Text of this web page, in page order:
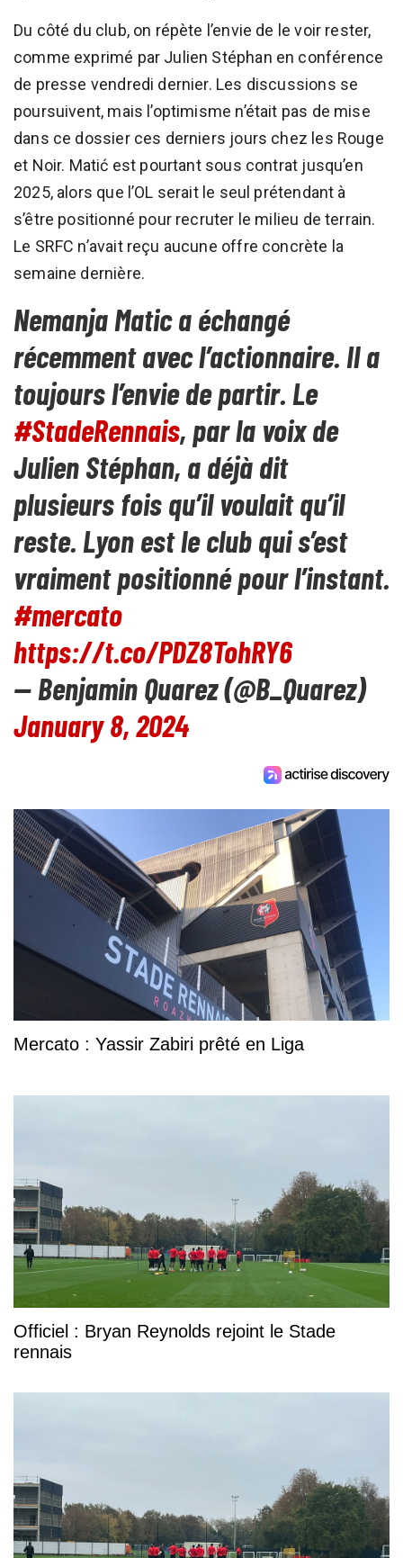
Du côté du club, on répète l’envie de le voir rester,
comme exprimé par Julien Stéphan en conférence
de presse vendredi dernier. Les discussions se
poursuivent, mais l’optimisme n’était pas de mise
dans ce dossier ces derniers jours chez les Rouge
et Noir. Matić est pourtant sous contrat jusqu’en
2025, alors que l’OL serait le seul prétendant à
s’être positionné pour recruter le milieu de terrain.
Le SRFC n’avait reçu aucune offre concrète la
semaine dernière.
Nemanja Matic a échangé
récemment avec l’actionnaire. Il a
toujours l’envie de partir. Le
#StadeRennais, par la voix de
Julien Stéphan, a déjà dit
plusieurs fois qu’il voulait qu’il
reste. Lyon est le club qui s’est
vraiment positionné pour l’instant.
#mercato
https://t.co/PDZ8TohRY6
— Benjamin Quarez (@B_Quarez)
January 8, 2024
Mercato : Yassir Zabiri prêté en Liga
Officiel : Bryan Reynolds rejoint le Stade
rennais